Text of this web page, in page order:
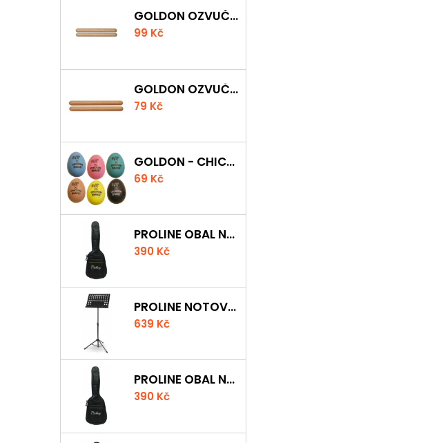
GOLDON OZVUČNÁ DŘÍVKA 18 X 200MM
99 Kč
GOLDON OZVUČNÁ DŘÍVKA 15 X 150MM
79 Kč
GOLDON - CHICKEN SHAKER
69 Kč
PROLINE OBAL NA AKUSTICKOU KYTARU S 5 MM POLSTROVÁNÍM
390 Kč
PROLINE NOTOVÝ PULT ODLEHČENÝ
639 Kč
PROLINE OBAL NA KLASICKOU KYTARU S 5 MM POLSTROVÁNÍM
390 Kč